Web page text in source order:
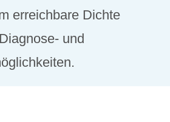
erreichbare Dichte
und